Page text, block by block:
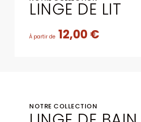
LINGE DE LIT
À partir de 12,00 €
NOTRE COLLECTION